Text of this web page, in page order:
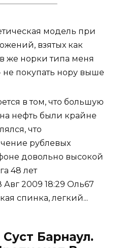
модель при
взятых как
же норки типа меня
не покупать нору выше
в том, что большую
нефть были крайне
что
рублевых
довольно высокой
48 лет
2009 18:29 Оль67
спинка, легкий...
Барнаул.